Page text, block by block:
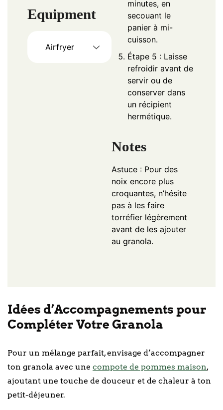
Equipment
Airfryer
minutes, en
secouant le
panier à mi-
cuisson.
Étape 5 : Laisse
refroidir avant de
servir ou de
conserver dans
un récipient
hermétique.
Notes
Astuce : Pour des
noix encore plus
croquantes, n’hésite
pas à les faire
torréfier légèrement
avant de les ajouter
au granola.
Idées d’Accompagnements pour
Compléter Votre Granola
Pour un mélange parfait, envisage d’accompagner
ton granola avec une compote de pommes maison,
ajoutant une touche de douceur et de chaleur à ton
petit-déjeuner.